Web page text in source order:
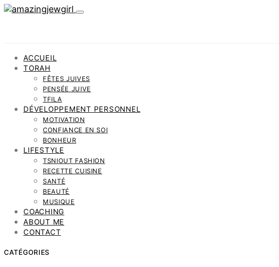
ACCUEIL
TORAH
FÊTES JUIVES
PENSÉE JUIVE
TFILA
DÉVELOPPEMENT PERSONNEL
MOTIVATION
CONFIANCE EN SOI
BONHEUR
LIFESTYLE
TSNIOUT FASHION
RECETTE CUISINE
SANTÉ
BEAUTÉ
MUSIQUE
COACHING
ABOUT ME
CONTACT
CATÉGORIES